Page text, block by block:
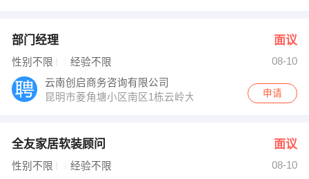
部门经理 面议
性别不限 经验不限
08-10
云南创启商务咨询有限公司
昆明市菱角塘小区南区1栋云岭大厦裙楼三楼
申请
全友家居软装顾问 面议
性别不限 经验不限
08-10